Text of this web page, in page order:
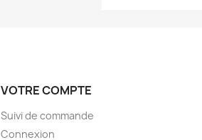
VOTRE COMPTE
Suivi de commande
Connexion